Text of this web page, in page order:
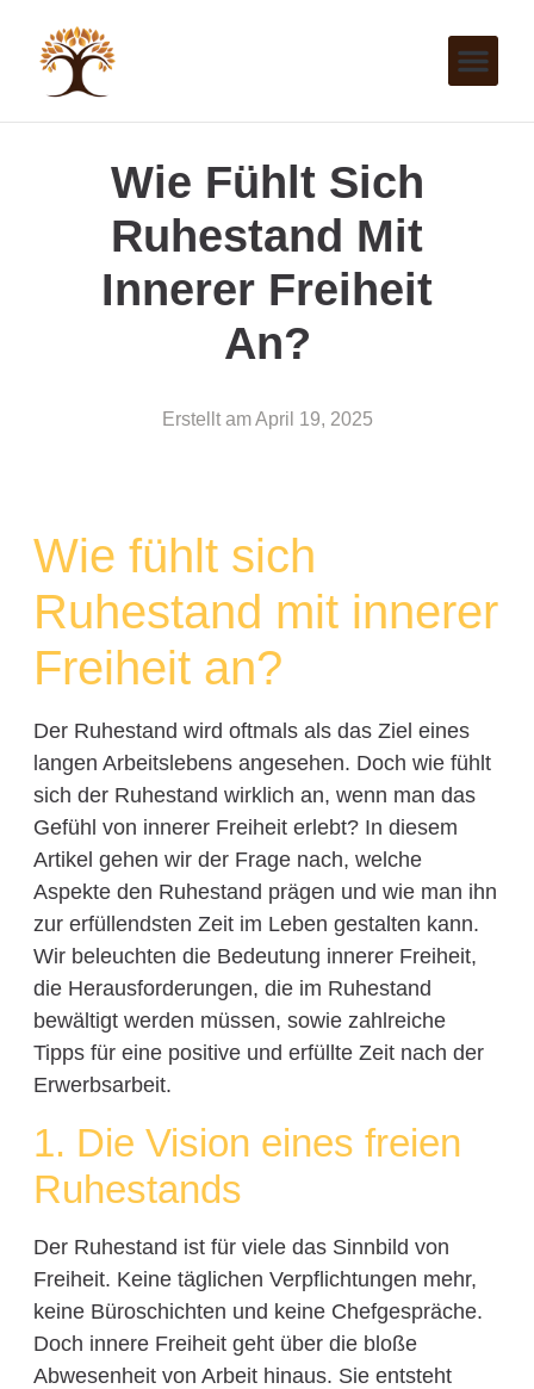
Wie Fühlt Sich
Ruhestand Mit
Innerer Freiheit
An?
Erstellt am April 19, 2025
Wie fühlt sich
Ruhestand mit innerer
Freiheit an?
Der Ruhestand wird oftmals als das Ziel eines
langen Arbeitslebens angesehen. Doch wie fühlt
sich der Ruhestand wirklich an, wenn man das
Gefühl von innerer Freiheit erlebt? In diesem
Artikel gehen wir der Frage nach, welche
Aspekte den Ruhestand prägen und wie man ihn
zur erfüllendsten Zeit im Leben gestalten kann.
Wir beleuchten die Bedeutung innerer Freiheit,
die Herausforderungen, die im Ruhestand
bewältigt werden müssen, sowie zahlreiche
Tipps für eine positive und erfüllte Zeit nach der
Erwerbsarbeit.
1. Die Vision eines freien
Ruhestands
Der Ruhestand ist für viele das Sinnbild von
Freiheit. Keine täglichen Verpflichtungen mehr,
keine Büroschichten und keine Chefgespräche.
Doch innere Freiheit geht über die bloße
Abwesenheit von Arbeit hinaus. Sie entsteht